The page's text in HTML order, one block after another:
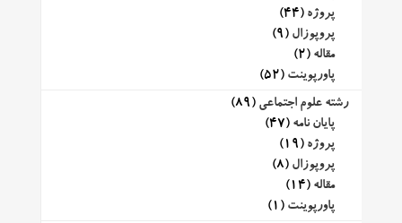
پروژه (44)
پروپوزال (9)
مقاله (2)
پاورپوینت (52)
رشته علوم اجتماعی (89)
پایان نامه (47)
پروژه (19)
پروپوزال (8)
مقاله (14)
پاورپوینت (1)